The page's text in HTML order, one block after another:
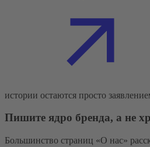
истории остаются просто
Пишите ядро бренда, а не
Большинство страниц «О нас»